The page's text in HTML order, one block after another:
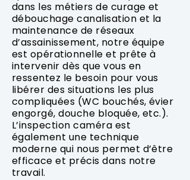
dans les métiers de curage et
débouchage canalisation et la
maintenance de réseaux
d’assainissement, notre équipe
est opérationnelle et prête à
intervenir dès que vous en
ressentez le besoin pour vous
libérer des situations les plus
compliquées (WC bouchés, évier
engorgé, douche bloquée, etc.).
L’inspection caméra est
également une technique
moderne qui nous permet d’être
efficace et précis dans notre
travail.